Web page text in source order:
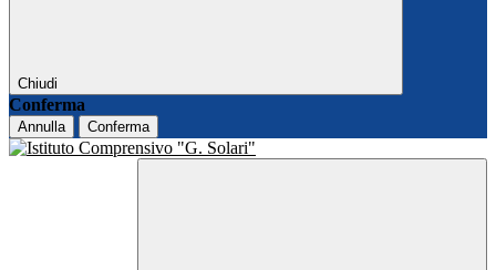
Chiudi
Conferma
Annulla Conferma